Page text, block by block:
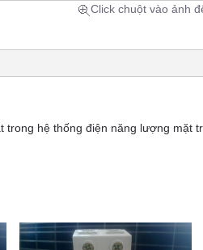
Click chuột vào ảnh
trong hệ thống điện năng lượng mặt